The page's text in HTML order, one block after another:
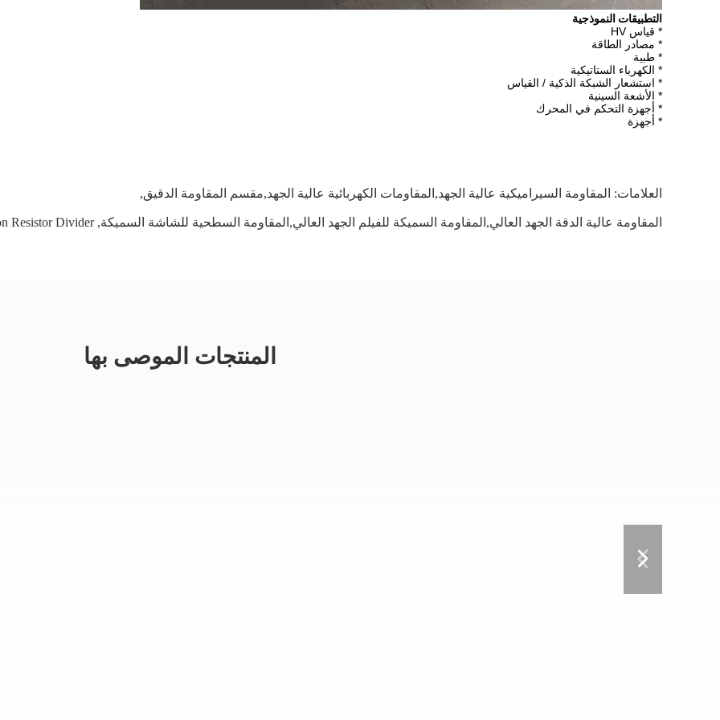
التطبيقات النموذجية
* قياس HV
* مصادر الطاقة
* طبية
* الكهرباء الستاتيكية
* استشعار الشبكة الذكية / القياس
* الأشعة السينية
* أجهزة التحكم في المحرك
* أجهزة
العلامات: المقاومة السيراميكية عالية الجهد,المقاومات الكهربائية عالية الجهد,مقسم المقاومة الدقيق,
المقاومة عالية الدقة الجهد العالي,المقاومة السميكة للفيلم الجهد العالي,المقاومة السطحية للشاشة السميكة,
Resistor Divider
المنتجات الموصى بها